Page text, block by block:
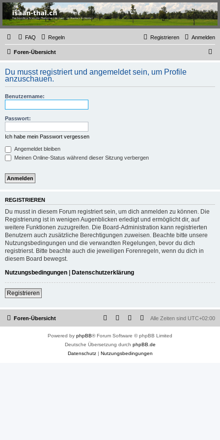
Thailand & Isaan Forum
- isaan-thai.ch
Das freundliche Forum über Thailand und den Isaan - von Membern für Member
FAQ Regeln Anmelden
Registrieren
Foren-Übersicht
h
Du musst registriert und angemeldet sein, um Profile
anzuschauen.
Benutzername:
Passwort:
Ich habe mein Passwort vergessen
Angemeldet bleiben
Meinen Online-Status während dieser Sitzung verbergen
REGISTRIEREN
Du musst in diesem Forum registriert sein, um dich anmelden zu können. Die
Registrierung ist in wenigen Augenblicken erledigt und ermöglicht dir, auf
weitere Funktionen zuzugreifen. Die Board-Administration kann registrierten
Benutzern auch zusätzliche Berechtigungen zuweisen. Beachte bitte unsere
Nutzungsbedingungen und die verwandten Regelungen, bevor du dich
registrierst. Bitte beachte auch die jeweiligen Forenregeln, wenn du dich in
diesem Board bewegst.
Nutzungsbedingungen | Datenschutzerklärung
Registrieren
Foren-Übersicht Alle Zeiten sind UTC+02:00
Powered by phpBB® Forum Software © phpBB Limited
Deutsche Übersetzung durch phpBB.de
Datenschutz| Nutzungsbedingungen